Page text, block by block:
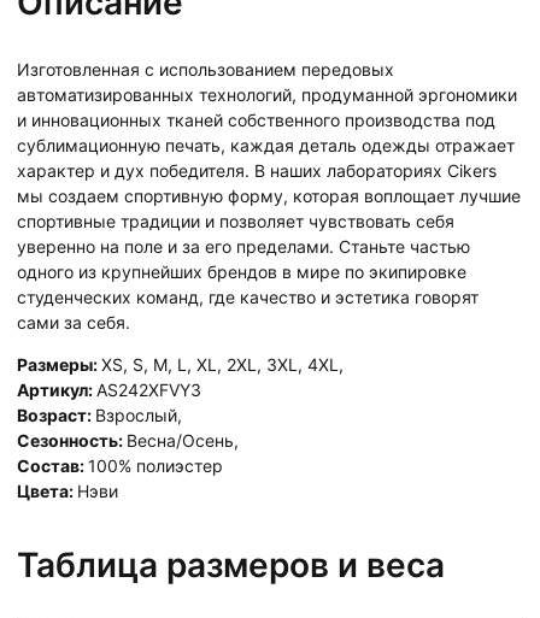
Изготовленная с использованием передовых
автоматизированных технологий, продуманной эргономики
и инновационных тканей собственного производства под
сублимационную печать, каждая деталь одежды отражает
характер и дух победителя. В наших лабораториях Cikers
мы создаем спортивную форму, которая воплощает лучшие
спортивные традиции и позволяет чувствовать себя
уверенно на поле и за его пределами. Станьте частью
одного из крупнейших брендов в мире по экипировке
студенческих команд, где качество и эстетика говорят
сами за себя.
Размеры:XS, S, M, L , XL , 2XL , 3XL , 4XL ,
Артикул:AS242XFVY3
Возраст: Взрослый,
Сезонность: Весна/Осень,
Состав:100% полиэстер
Цвета: Нэви
Таблица размеров и веса